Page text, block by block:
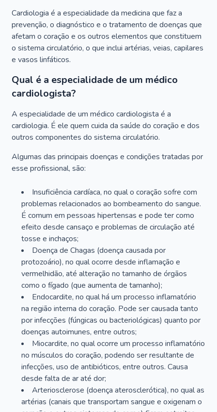
Cardiologia é a especialidade da medicina que faz a
prevenção, o diagnóstico e o tratamento de doenças que
afetam o coração e os outros elementos que constituem
o sistema circulatório, o que inclui artérias, veias, capilares
e vasos linfáticos.
Qual é a especialidade de um médico
cardiologista?
A especialidade de um médico cardiologista é a
cardiologia. É ele quem cuida da saúde do coração e dos
outros componentes do sistema circulatório.
Algumas das principais doenças e condições tratadas por
esse profissional, são:
Insuficiência cardíaca, no qual o coração sofre com
problemas relacionados ao bombeamento do sangue.
É comum em pessoas hipertensas e pode ter como
efeito desde cansaço e problemas de circulação até
tosse e inchaços;
Doença de Chagas (doença causada por
protozoário), no qual ocorre desde inflamação e
vermelhidão, até alteração no tamanho de órgãos
como o fígado (que aumenta de tamanho);
Endocardite, no qual há um processo inflamatório
na região interna do coração. Pode ser causada tanto
por infecções (fúngicas ou bacteriológicas) quanto por
doenças autoimunes, entre outros;
Miocardite, no qual ocorre um processo inflamatório
no músculos do coração, podendo ser resultante de
infecções, uso de antibióticos, entre outros. Causa
desde falta de ar até dor;
Arteriosclerose (doença aterosclerótica), no qual as
artérias (canais que transportam sangue e oxigenam o